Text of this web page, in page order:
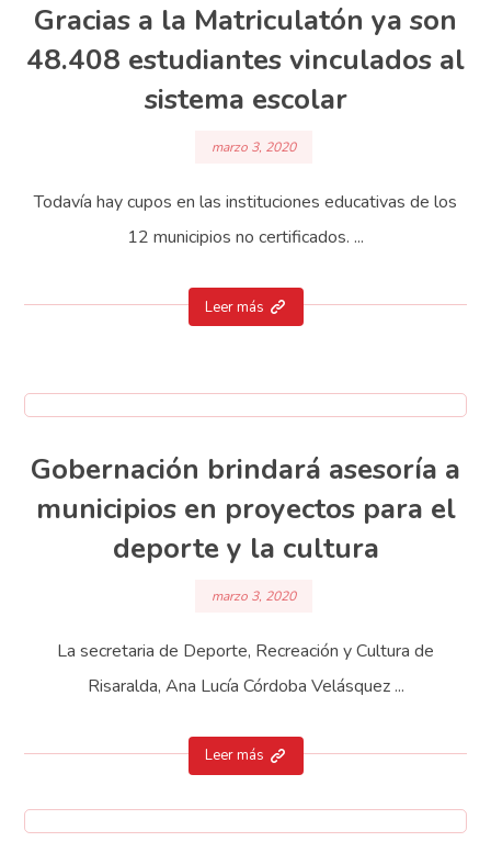
Gracias a la Matriculatón ya son
48.408 estudiantes vinculados al
sistema escolar
marzo 3, 2020
Todavía hay cupos en las instituciones educativas de los
12 municipios no certificados. ...
Leer más
Gobernación brindará asesoría a
municipios en proyectos para el
deporte y la cultura
marzo 3, 2020
La secretaria de Deporte, Recreación y Cultura de
Risaralda, Ana Lucía Córdoba Velásquez ...
Leer más